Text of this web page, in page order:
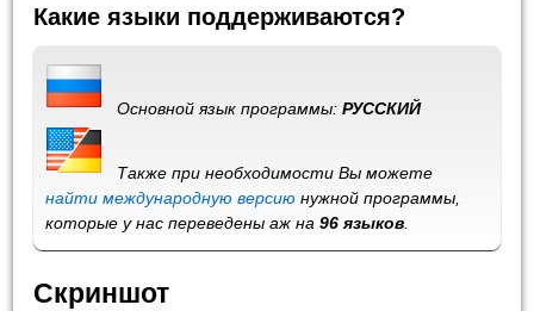
Какие языки поддерживаются?
Основной язык программы:РУССКИЙ
Также при необходимости Вы можете
найти международную версию нужной программы,
которые у нас переведены аж на96 языков
Скриншот